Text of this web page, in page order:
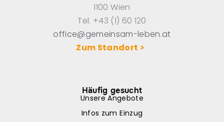
1100 Wien
Tel. +43 (1) 60 120
office@gemeinsam-leben.at
Zum Standort >
Häufig gesucht
Unsere Angebote
Infos zum Einzug